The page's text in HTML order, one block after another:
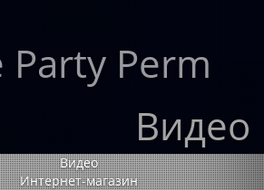
Party Perm
Видео
Видео
Интернет-магазин